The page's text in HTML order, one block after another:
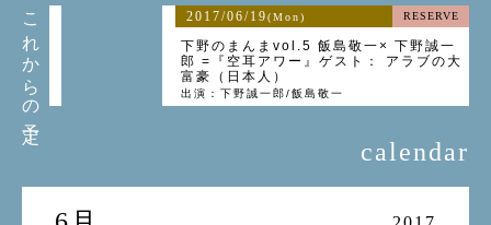
これからの予定 2017/06/19(Mon) RESERVE
下野のまんまvol.5 飯島敬一× 下野誠一
郎 =『空耳アワー』ゲスト： アラブの大
富豪（日本人）
出演：下野誠一郎/飯島敬一
calendar